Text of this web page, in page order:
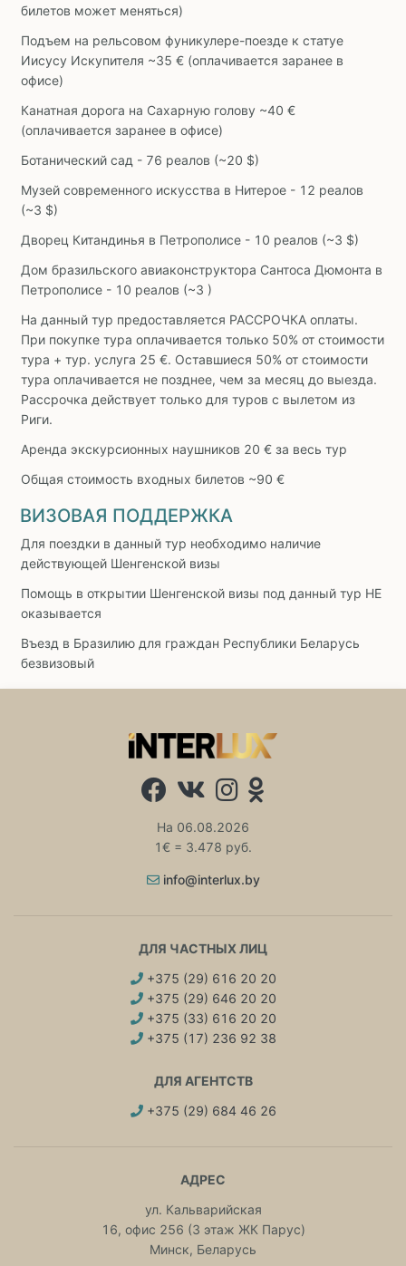
билетов может меняться)
Подъем на рельсовом фуникулере-поезде к статуе
Иисусу Искупителя ~35 € (оплачивается заранее в
офисе)
Канатная дорога на Сахарную голову ~40 €
(оплачивается заранее в офисе)
Ботанический сад - 76 реалов (~20 $)
Музей современного искусства в Нитерое - 12 реалов
(~3 $)
Дворец Китандинья в Петрополисе - 10 реалов (~3 $)
Дом бразильского авиаконструктора Сантоса Дюмонта в
Петрополисе - 10 реалов (~3 )
На данный тур предоставляется РАССРОЧКА оплаты.
При покупке тура оплачивается только 50% от стоимости
тура + тур. услуга 25 €. Оставшиеся 50% от стоимости
тура оплачивается не позднее, чем за месяц до выезда.
Рассрочка действует только для туров с вылетом из
Риги.
Аренда экскурсионных наушников 20 € за весь тур
Общая стоимость входных билетов ~90 €
ВИЗОВАЯ ПОДДЕРЖКА
Для поездки в данный тур необходимо наличие
действующей Шенгенской визы
Помощь в открытии Шенгенской визы под данный тур НЕ
оказывается
Въезд в Бразилию для граждан Республики Беларусь
безвизовый
На 06.08.2026
1€ = 3.478 руб.
info@interlux.by
ДЛЯ ЧАСТНЫХ ЛИЦ
+375 (29) 616 20 20
+375 (29) 646 20 20
+375 (33) 616 20 20
+375 (17) 236 92 38
ДЛЯ АГЕНТСТВ
+375 (29) 684 46 26
АДРЕС
ул. Кальварийская
16, офис 256 (3 этаж ЖК Парус)
Минск, Беларусь